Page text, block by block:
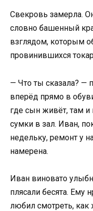
Свекровь замерла.
словно башенный
взглядом, которым
провинившихся
— Что ты сказала? —
вперёд прямо в
где сын живёт, там и
сумки в зал. Иван,
недельку, ремонт у
намерена.
Иван виновато
плясали бесята. Ему
любил смотреть,